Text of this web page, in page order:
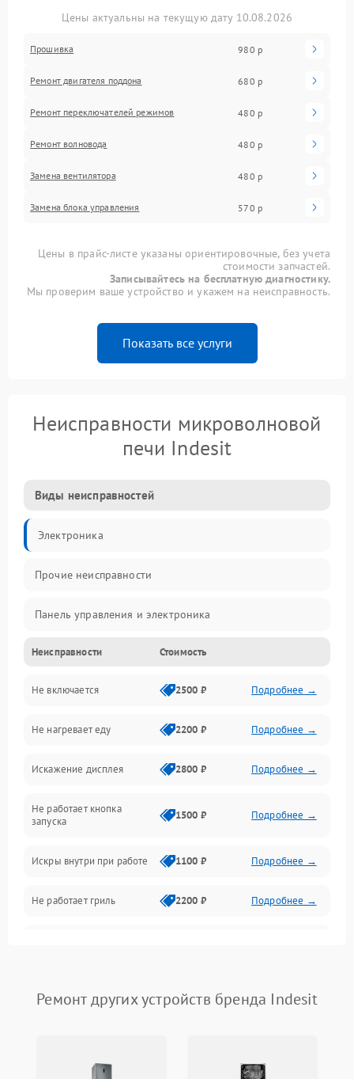
Цены актуальны на текущую дату 10.08.2026
Прошивка 980 р
Ремонт двигателя поддона 680 р
Ремонт переключателей режимов 480 р
Ремонт волновода 480 р
Замена вентилятора 480 р
Замена блока управления 570 р
Цены в прайс-листе указаны ориентировочные, без учета
стоимости запчастей.
Записывайтесь на бесплатную диагностику.
Мы проверим ваше устройство и укажем на неисправность.
Показать все услуги
Неисправности микроволновой
печи Indesit
Виды неисправностей
Электроника
Прочие неисправности
Панель управления и электроника
Дверца и корпус
Механика и внутренние элементы
Механические повреждения
Питание и запуск
Нагрев и приготовление
Программное обеспечение
Неисправности Стоимость
Не включается 2500 ₽ Подробнее →
Не нагревает еду 2200 ₽ Подробнее →
Искажение дисплея 2800 ₽ Подробнее →
Не работает кнопка
запуска
1500 ₽ Подробнее →
Искры внутри при работе 1100 ₽ Подробнее →
Не работает гриль 2200 ₽ Подробнее →
Появление запаха гари 2400 ₽ Подробнее →
Поломка системы
Ремонт других устройств бренда Indesit